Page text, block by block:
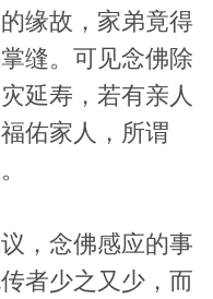
缘故，家弟竟得
缝。可见念佛除
延寿，若有亲人
佑家人，所谓
，念佛感应的事
者少之又少，而